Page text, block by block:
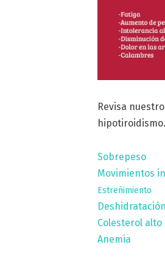
Revisa
hipotiroidismo.
Sobrepeso
Movimientos
Estreñimiento
Deshidratación
Colesterol alto
Anemia